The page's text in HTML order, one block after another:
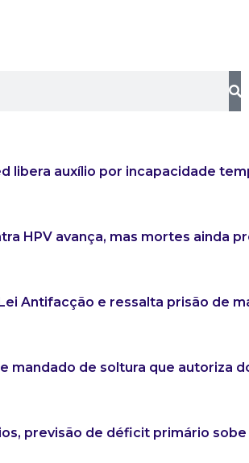
libera auxílio por incapacidade
HPV avança, mas mortes ainda
Antifacção e ressalta prisão de
mandado de soltura que autoriza
previsão de déficit primário sobe